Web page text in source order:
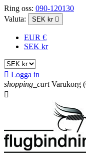
Ring oss: 090-120130
Valuta:
SEK kr 
EUR €
SEK kr
 Logga in
shopping_cart Varukorg
